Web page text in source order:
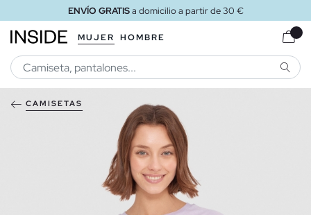
ENVÍO GRATISa domicilio a partir de 30 €
MUJER HOMBRE
CAMISETAS